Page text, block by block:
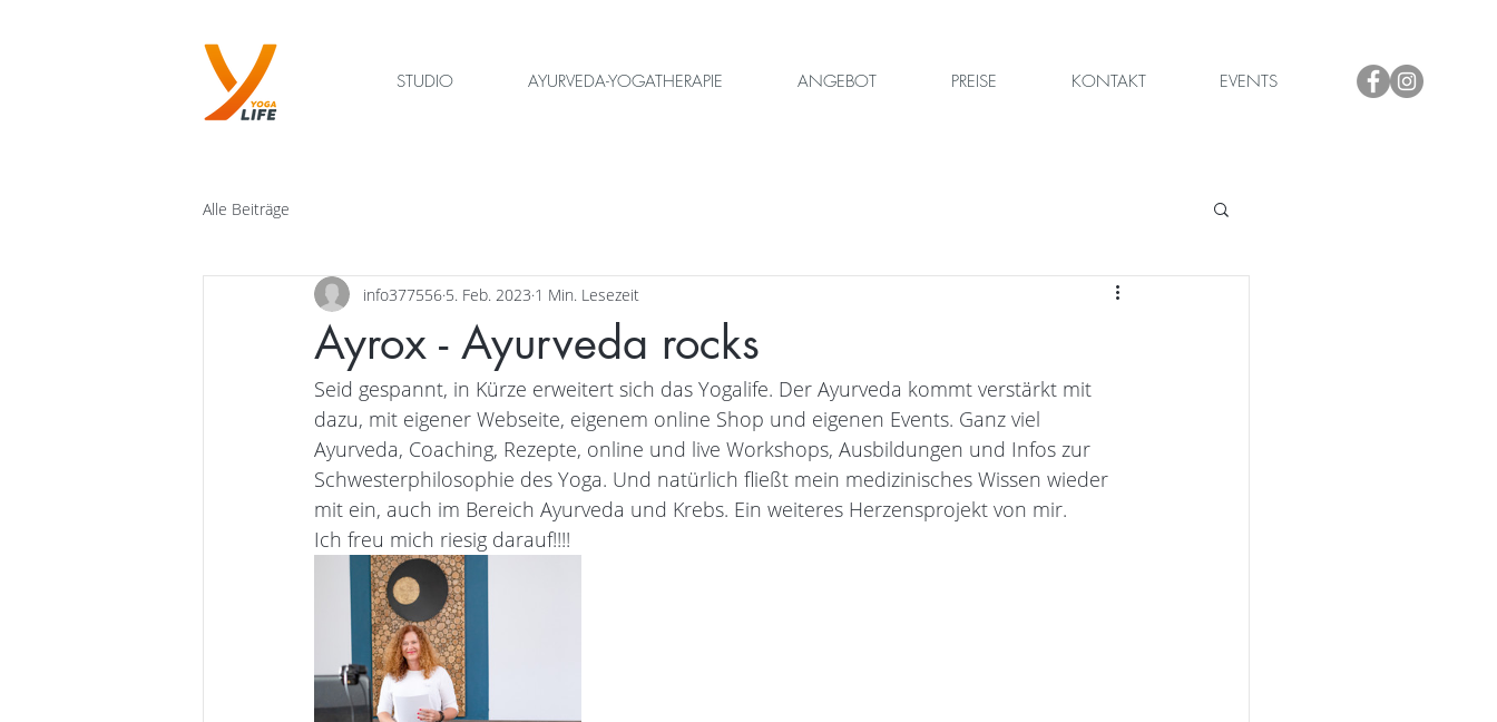
STUDIO AYURVEDA-YOGATHERAPIE ANGEBOT PREISE KONTAKT EVENTS
Alle Beiträge
Ayrox - Ayurveda rocks
info377556 5. Feb. 2023 1 Min. Lesezeit
Seid gespannt, in Kürze erweitert sich das Yogalife. Der Ayurveda kommt verstärkt mit
dazu, mit eigener Webseite, eigenem online Shop und eigenen Events. Ganz viel
Ayurveda, Coaching, Rezepte, online und live Workshops, Ausbildungen und Infos zur
Schwesterphilosophie des Yoga. Und natürlich fließt mein medizinisches Wissen wieder
mit ein, auch im Bereich Ayurveda und Krebs. Ein weiteres Herzensprojekt von mir.
Ich freu mich riesig darauf!!!!